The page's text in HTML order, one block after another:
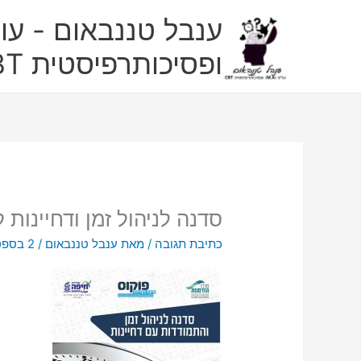
ענבל טננבאום -
ופסיכותרפיסטית CBT
סדנה לניהול זמן
כתיבת תגובה / מאת ענבל טננבאום/ 2 בספטמבר 2018